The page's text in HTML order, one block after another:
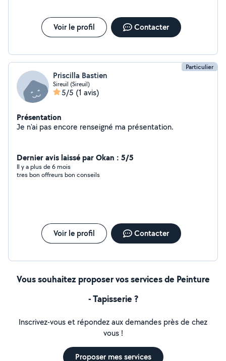
Voir le profil Contacter
Particulier
Priscilla Bastien
Sireuil (Sireuil)
5/5 (1 avis)
Présentation
Je n'ai pas encore renseigné ma présentation.
Dernier avis laissé par Okan : 5/5
Il y a plus de 6 mois
tres bon offreurs bon conseils
Voir le profil Contacter
Vous souhaitez proposer vos services de Peinture
- Tapisserie ?
Inscrivez-vous et répondez aux demandes près de chez
vous !
Proposer mes services